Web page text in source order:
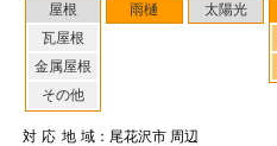
屋根
瓦屋根
金属屋根
その他
雨樋 太陽光
対応地域：尾花沢市 周辺